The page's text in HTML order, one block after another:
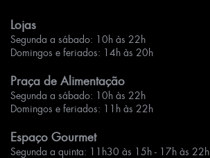
Lojas
Segunda a sábado: 10h às 22h
Domingos e feriados: 14h às 20h
Praça de Alimentação
Segunda a sábado: 10h às 22h
Domingos e feriados: 11h às 22h
Espaço Gourmet
Segunda a quinta: 11h30 às 15h - 17h às 22h